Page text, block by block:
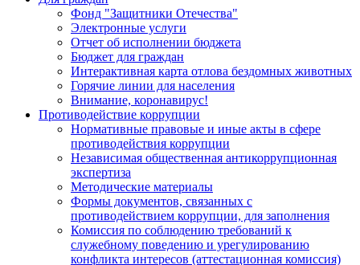
Фонд "Защитники Отечества"
Электронные услуги
Отчет об исполнении бюджета
Бюджет для граждан
Интерактивная карта отлова бездомных животных
Горячие линии для населения
Внимание, коронавирус!
Противодействие коррупции
Нормативные правовые и иные акты в сфере
противодействия коррупции
Независимая общественная антикоррупционная
экспертиза
Методические материалы
Формы документов, связанных с
противодействием коррупции, для заполнения
Комиссия по соблюдению требований к
служебному поведению и урегулированию
конфликта интересов (аттестационная комиссия)